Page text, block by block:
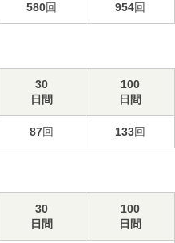
580回 954回
30
日間
100
日間
87回 133回
30
日間
100
日間